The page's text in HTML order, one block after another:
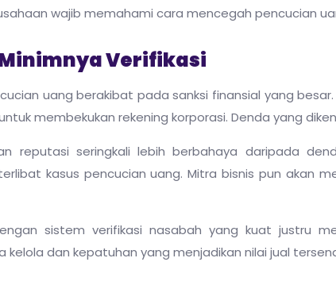
wajib memahami cara mencegah pencucian
Verifikasi
uang berakibat pada sanksi finansial yang
membekukan rekening korporasi. Denda yang
reputasi seringkali lebih berbahaya daripada
kasus pencucian uang. Mitra bisnis pun akan
sistem verifikasi nasabah yang kuat justru
dan kepatuhan yang menjadikan nilai jual